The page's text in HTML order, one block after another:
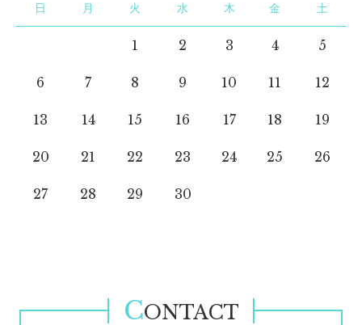
日 月 火 水 木 金 土
1 2 3 4 5
6 7 8 9 10 11 12
13 14 15 16 17 18 19
20 21 22 23 24 25 26
27 28 29 30
CONTACT